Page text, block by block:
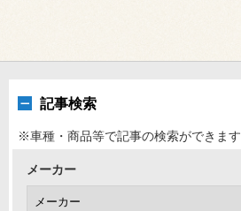
記事検索
※車種・商品等で記事の検索ができます
メーカー